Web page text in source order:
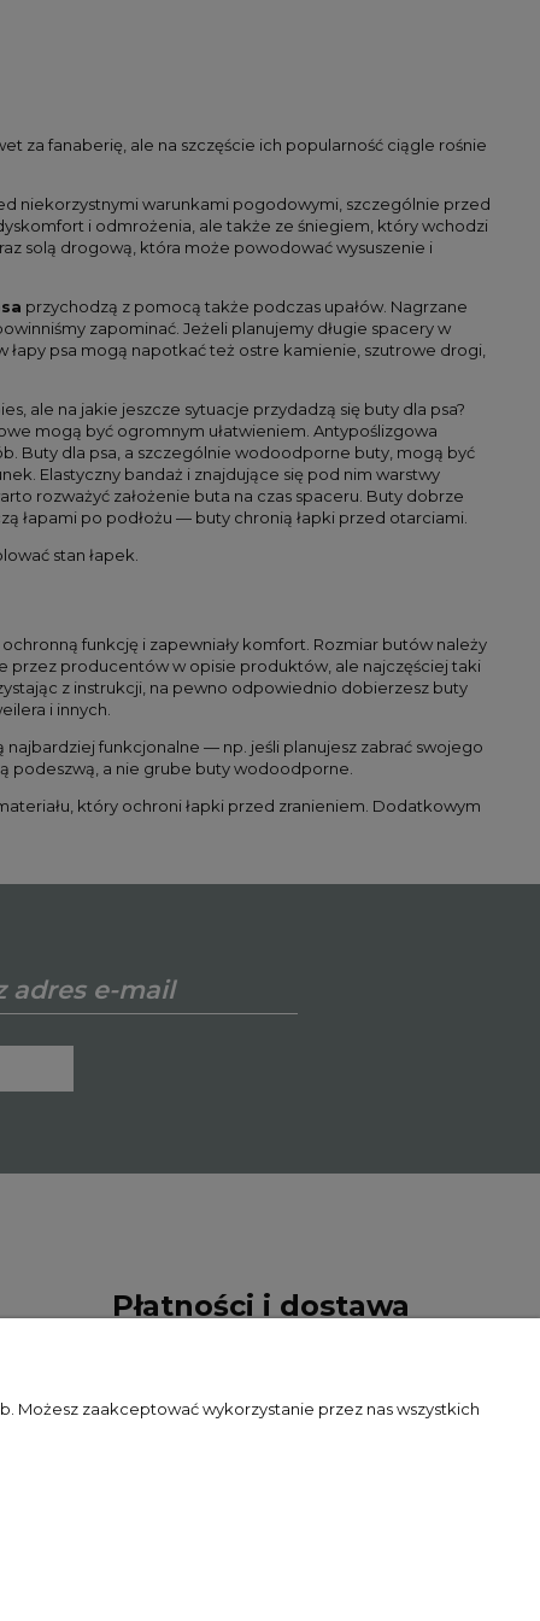
za fanaberię, ale na szczęście ich popularność ciągle rośnie
niekorzystnymi warunkami pogodowymi, szczególnie przed
i odmrożenia, ale także ze śniegiem, który wchodzi
solą drogową, która może powodować wysuszenie i
przychodzą z pomocą także podczas upałów. Nagrzane
zapominać. Jeżeli planujemy długie spacery w
łapy psa mogą napotkać też ostre kamienie, szutrowe drogi,
ale na jakie jeszcze sytuacje przydadzą się buty dla psa?
mogą być ogromnym ułatwieniem. Antypoślizgowa
Buty dla psa, a szczególnie wodoodporne buty, mogą być
Elastyczny bandaż i znajdujące się pod nim warstwy
rozważyć założenie buta na czas spaceru. Buty dobrze
łapami po podłożu — buty chronią łapki przed otarciami.
stan łapek.
funkcję i zapewniały komfort. Rozmiar butów należy
przez producentów w opisie produktów, ale najczęściej taki
z instrukcji, na pewno odpowiednio dobierzesz buty
i innych.
funkcjonalne — np. jeśli planujesz zabrać swojego
podeszwą, a nie grube buty wodoodporne.
który ochroni łapki przed zranieniem. Dodatkowym
Płatności i dostawa
Czas i koszty dostawy
Możesz zaakceptować wykorzystanie przez nas wszystkich